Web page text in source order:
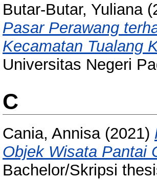
Butar-Butar, Yuliana
Pasar Perawang
Kecamatan Tualang
Universitas Negeri
C
Cania, Annisa(2021)
Objek Wisata Pantai
Bachelor/Skripsi